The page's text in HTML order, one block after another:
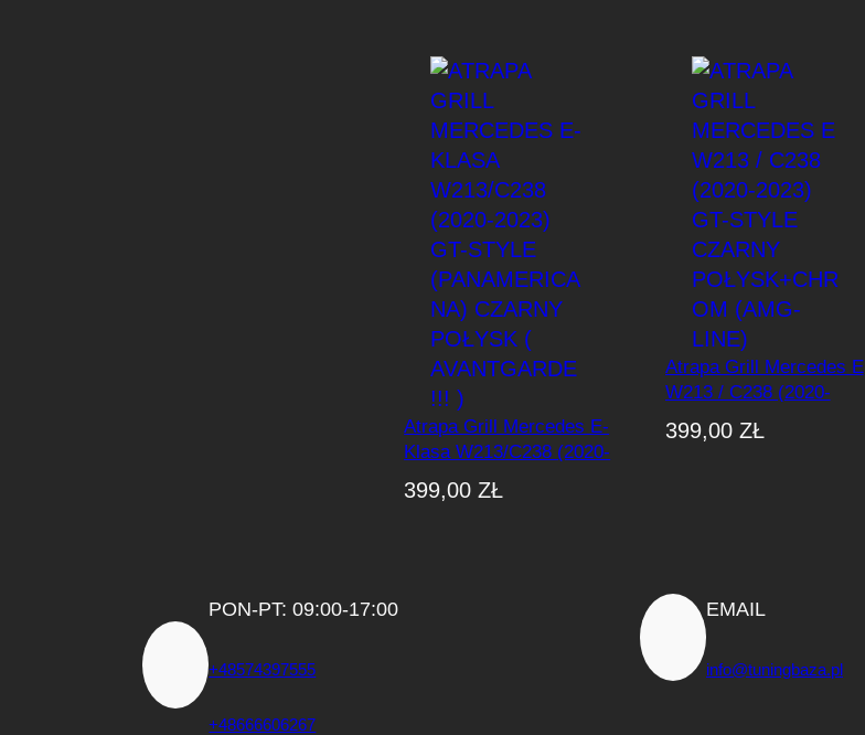
Atrapa Grill Mercedes E-
Klasa W213/C238 (2020-
(Panamericana)
399,00ZŁ
Atrapa Grill Mercedes E
W213 / C238 (2020-
POŁYSK+CHROM
399,00 ZŁ
PON-PT: 09:00-17:00
+48574397555
+48666606267
EMAIL
info@tuningbaza.pl